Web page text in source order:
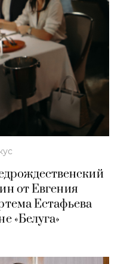
от Евгения
Естафьева
«Белуга»